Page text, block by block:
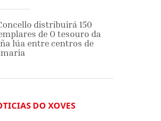
distribuirá 150
de O tesouro da
lúa entre centros de
DO XOVES